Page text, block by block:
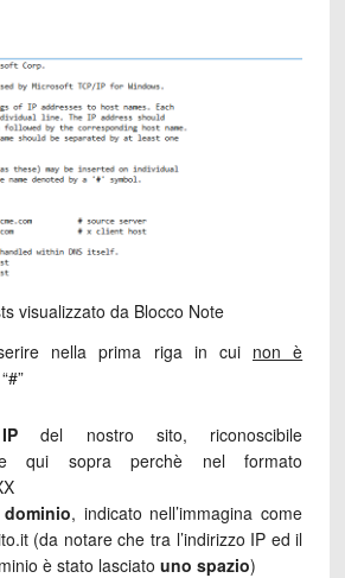
visualizzato da Blocco Note
nella prima riga in cui non è
del nostro sito, riconoscibile
qui sopra perchè nel formato
, indicato nell’immagina come
(da notare che tra l’indirizzo IP ed il
è stato lasciato uno spazio)